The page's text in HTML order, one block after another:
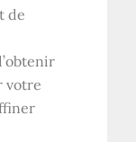
de
votre